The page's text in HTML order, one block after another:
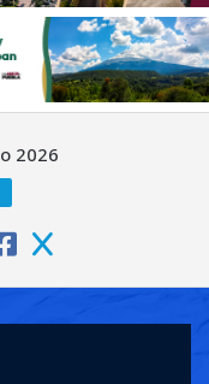
2026